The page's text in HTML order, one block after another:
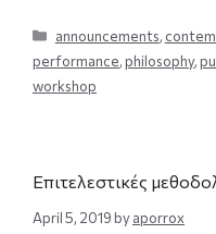
Categories
announcements,
performance,philosophy,
workshop
Επιτελεστικές
April 5, 2019 byaporrox